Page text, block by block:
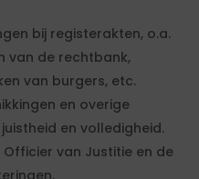
bij registerakten, o.a.
van de rechtbank,
van burgers, etc.
en overige
en volledigheid.
van Justitie en de